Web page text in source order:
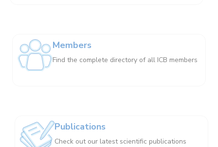
Members
Find the complete directory of all ICB members
Publications
Check out our latest scientific publications